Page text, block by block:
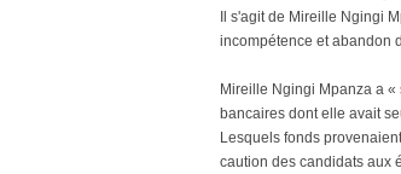
Il s'agit de Mireille Ngingi
incompétence et abandon
Mireille Ngingi Mpanza a
bancaires dont elle avait
Lesquels fonds
caution des candidats aux